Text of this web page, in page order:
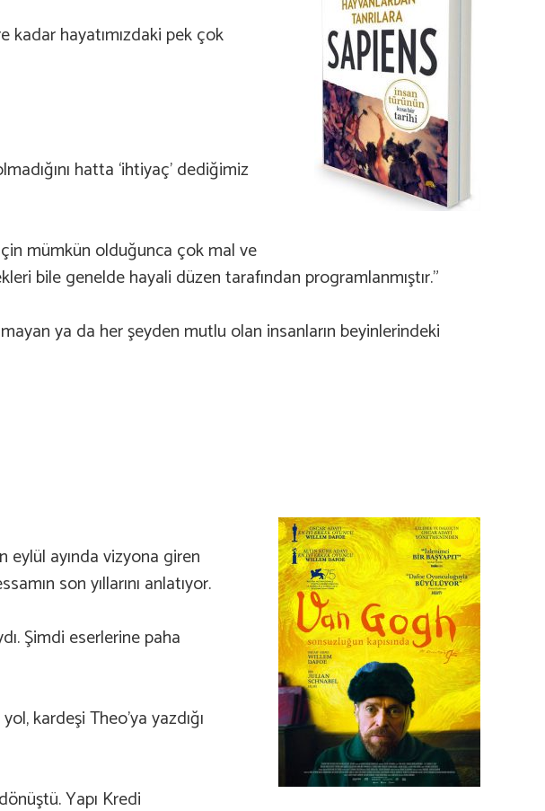
kadar hayatımızdaki pek çok
hatta ‘ihtiyaç’ dediğimiz
için mümkün olduğunca çok mal ve
bile genelde hayali düzen tarafından programlanmıştır.”
ya da her şeyden mutlu olan insanların beyinlerindeki
eylül ayında vizyona giren
son yıllarını anlatıyor.
Şimdi eserlerine paha
kardeşi Theo’ya yazdığı
Yapı Kredi